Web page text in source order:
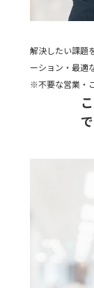
解決したい課題
ーション・最適
※不要な営業・